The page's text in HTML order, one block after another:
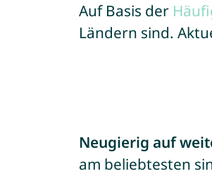
Auf Basis der
Ländern sind.
Neugierig auf
am beliebtesten